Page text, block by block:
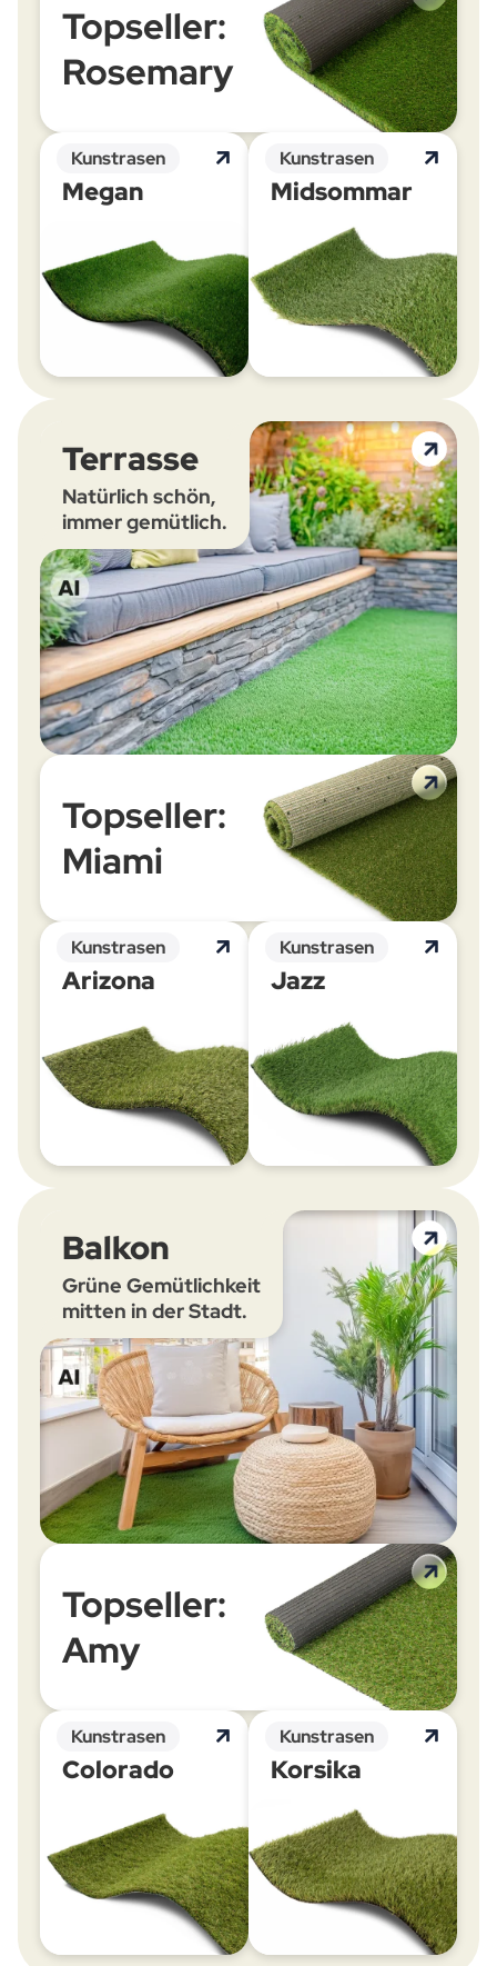
Topseller:
Rosemary
Kunstrasen
Megan
Kunstrasen
Midsommar
Topseller:
Miami
Kunstrasen
Arizona
Kunstrasen
Jazz
Terrasse
Natürlich schön,
immer gemütlich.
Balkon
Grüne Gemütlichkeit
mitten in der Stadt.
Topseller:
Amy
Kunstrasen
Colorado
Kunstrasen
Korsika